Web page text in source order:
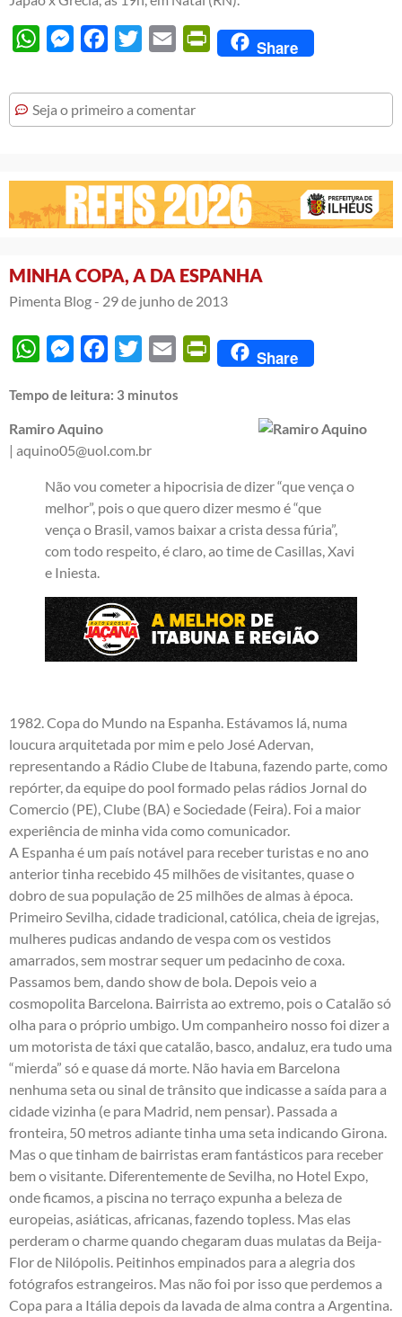
WhatsAppMessengerFacebook
Twitter Email PrintFriendly
Share
Seja o primeiro a comentar
MINHA COPA, A DA ESPANHA
Pimenta Blog - 29 de junho de 2013
WhatsAppMessengerFacebook
Twitter Email PrintFriendly
Share
Tempo de leitura: 3 minutos
Ramiro Aquino
| aquino05@uol.com.br
Não vou cometer a hipocrisia de dizer “que vença o
melhor”, pois o que quero dizer mesmo é “que
vença o Brasil, vamos baixar a crista dessa fúria”,
com todo respeito, é claro, ao time de Casillas, Xavi
e Iniesta.
1982. Copa do Mundo na Espanha. Estávamos lá, numa
loucura arquitetada por mim e pelo José Adervan,
representando a Rádio Clube de Itabuna, fazendo parte, como
repórter, da equipe do pool formado pelas rádios Jornal do
Comercio (PE), Clube (BA) e Sociedade (Feira). Foi a maior
experiência de minha vida como comunicador.
A Espanha é um país notável para receber turistas e no ano
anterior tinha recebido 45 milhões de visitantes, quase o
dobro de sua população de 25 milhões de almas à época.
Primeiro Sevilha, cidade tradicional, católica, cheia de igrejas,
mulheres pudicas andando de vespa com os vestidos
amarrados, sem mostrar sequer um pedacinho de coxa.
Passamos bem, dando show de bola. Depois veio a
cosmopolita Barcelona. Bairrista ao extremo, pois o Catalão só
olha para o próprio umbigo. Um companheiro nosso foi dizer a
um motorista de táxi que catalão, basco, andaluz, era tudo uma
“mierda” só e quase dá morte. Não havia em Barcelona
nenhuma seta ou sinal de trânsito que indicasse a saída para a
cidade vizinha (e para Madrid, nem pensar). Passada a
fronteira, 50 metros adiante tinha uma seta indicando Girona.
Mas o que tinham de bairristas eram fantásticos para receber
bem o visitante. Diferentemente de Sevilha, no Hotel Expo,
onde ficamos, a piscina no terraço expunha a beleza de
europeias, asiáticas, africanas, fazendo topless. Mas elas
perderam o charme quando chegaram duas mulatas da Beija-
Flor de Nilópolis. Peitinhos empinados para a alegria dos
fotógrafos estrangeiros. Mas não foi por isso que perdemos a
Copa para a Itália depois da lavada de alma contra a Argentina.